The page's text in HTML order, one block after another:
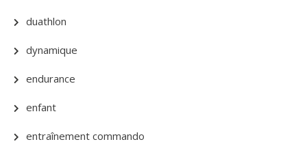
duathlon
dynamique
endurance
enfant
entraînement commando